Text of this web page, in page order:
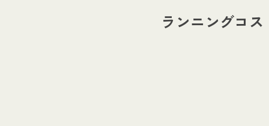
ランニングコス